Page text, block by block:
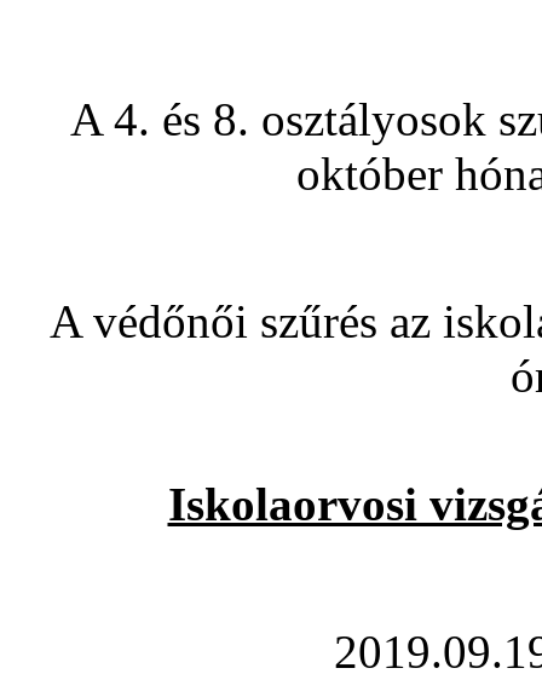
A 4. és 8. osztályosok
október
A védőnői szűrés az
Iskolaorvosi